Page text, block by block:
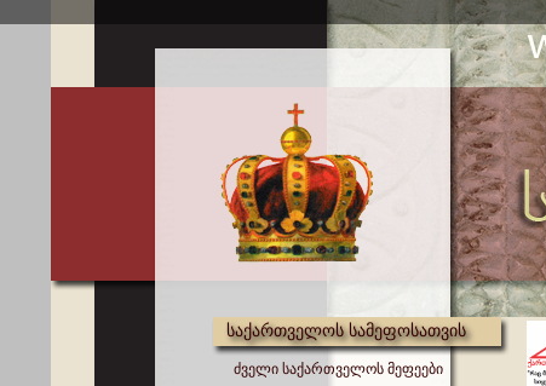
საქართველოს სამეფოსათვის
ძველი საქართველოს მეფეები